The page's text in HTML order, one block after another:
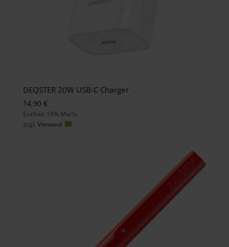
DEQSTER 20W USB-C Charger
14,90 €
Enthält 19% MwSt.
zzgl. Versand